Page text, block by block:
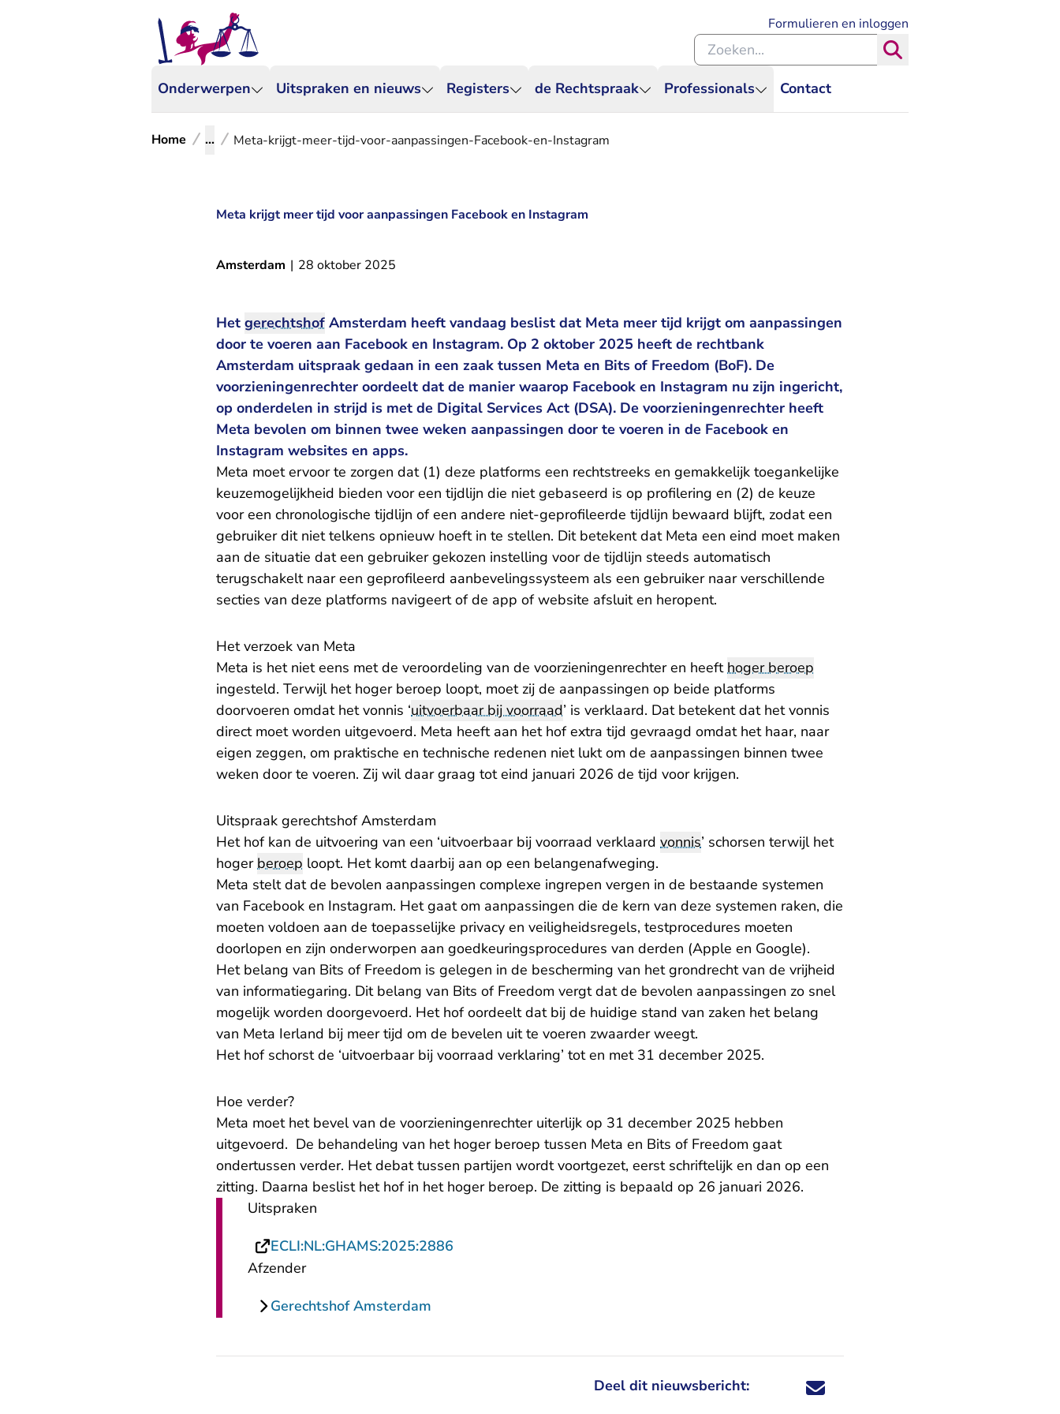
Onderwerpen Uitspraken en nieuws Registers de Rechtspraak Professionals Contact
Formulieren en inloggen
Zoeken binnen de Rechtspraak
Home ... Meta-krijgt-meer-tijd-voor-aanpassingen-Facebook-en-Instagram
Meta krijgt meer tijd voor aanpassingen Facebook en Instagram
Amsterdam | 28 oktober 2025
Het gerechtshof Amsterdam heeft vandaag beslist dat Meta meer tijd krijgt om aanpassingen
door te voeren aan Facebook en Instagram. Op 2 oktober 2025 heeft de rechtbank
Amsterdam uitspraak gedaan in een zaak tussen Meta en Bits of Freedom (BoF). De
voorzieningenrechter oordeelt dat de manier waarop Facebook en Instagram nu zijn ingericht,
op onderdelen in strijd is met de Digital Services Act (DSA). De voorzieningenrechter heeft
Meta bevolen om binnen twee weken aanpassingen door te voeren in de Facebook en
Instagram websites en apps.
Meta moet ervoor te zorgen dat (1) deze platforms een rechtstreeks en gemakkelijk toegankelijke
keuzemogelijkheid bieden voor een tijdlijn die niet gebaseerd is op profilering en (2) de keuze
voor een chronologische tijdlijn of een andere niet-geprofileerde tijdlijn bewaard blijft, zodat een
gebruiker dit niet telkens opnieuw hoeft in te stellen. Dit betekent dat Meta een eind moet maken
aan de situatie dat een gebruiker gekozen instelling voor de tijdlijn steeds automatisch
terugschakelt naar een geprofileerd aanbevelingssysteem als een gebruiker naar verschillende
secties van deze platforms navigeert of de app of website afsluit en heropent.
Het verzoek van Meta
Meta is het niet eens met de veroordeling van de voorzieningenrechter en heefthoger beroep
ingesteld. Terwijl het hoger beroep loopt, moet zij de aanpassingen op beide platforms
doorvoeren omdat het vonnis ‘uitvoerbaar bij voorraad’ is verklaard. Dat betekent dat het vonnis
direct moet worden uitgevoerd. Meta heeft aan het hof extra tijd gevraagd omdat het haar, naar
eigen zeggen, om praktische en technische redenen niet lukt om de aanpassingen binnen twee
weken door te voeren. Zij wil daar graag tot eind januari 2026 de tijd voor krijgen.
Uitspraak gerechtshof Amsterdam
Het hof kan de uitvoering van een ‘uitvoerbaar bij voorraad verklaard vonnis’ schorsen terwijl het
hogerberoep loopt. Het komt daarbij aan op een belangenafweging.
Meta stelt dat de bevolen aanpassingen complexe ingrepen vergen in de bestaande systemen
van Facebook en Instagram. Het gaat om aanpassingen die de kern van deze systemen raken, die
moeten voldoen aan de toepasselijke privacy en veiligheidsregels, testprocedures moeten
doorlopen en zijn onderworpen aan goedkeuringsprocedures van derden (Apple en Google).
Het belang van Bits of Freedom is gelegen in de bescherming van het grondrecht van de vrijheid
van informatiegaring. Dit belang van Bits of Freedom vergt dat de bevolen aanpassingen zo snel
mogelijk worden doorgevoerd. Het hof oordeelt dat bij de huidige stand van zaken het belang
van Meta Ierland bij meer tijd om de bevelen uit te voeren zwaarder weegt.
Het hof schorst de ‘uitvoerbaar bij voorraad verklaring’ tot en met 31 december 2025.
Hoe verder?
Meta moet het bevel van de voorzieningenrechter uiterlijk op 31 december 2025 hebben
uitgevoerd. De behandeling van het hoger beroep tussen Meta en Bits of Freedom gaat
ondertussen verder. Het debat tussen partijen wordt voortgezet, eerst schriftelijk en dan op een
zitting. Daarna beslist het hof in het hoger beroep. De zitting is bepaald op 26 januari 2026.
Uitspraken
ECLI:NL:GHAMS:2025:2886
Afzender
Gerechtshof Amsterdam
Deel dit nieuwsbericht: Deel dit nieuwsbericht via X - U verlaat
Deel dit nieuwsbericht via Facebook - U
Deel dit nieuwsbericht via e-mail
Deel dit nieuwsbericht via LinkedIn - U